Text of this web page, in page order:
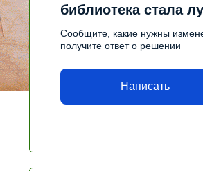
библиотека стала
Сообщите, какие нужны
получите ответ о решении
Написать